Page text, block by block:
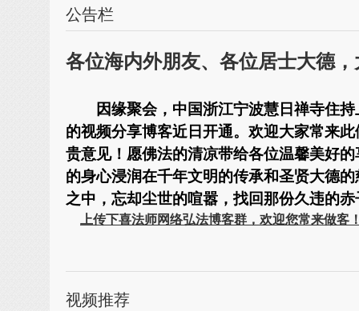
公告栏
各位海内外朋友、各位居士大德
因缘聚会，中国浙江宁波慧日禅寺住持
的视频分享博客近日开通。欢迎大家常来
贵意见！愿佛法的清凉带给各位温馨美好
的身心浸润在千年文明的传承和圣贤大德
之中，忘却尘世的喧嚣，找回那份久违的赤
上传下喜法师网络弘法博客群，欢迎您常来做客
传喜法师网站http://
清心涤虑 承载慧日光辉
视频推荐